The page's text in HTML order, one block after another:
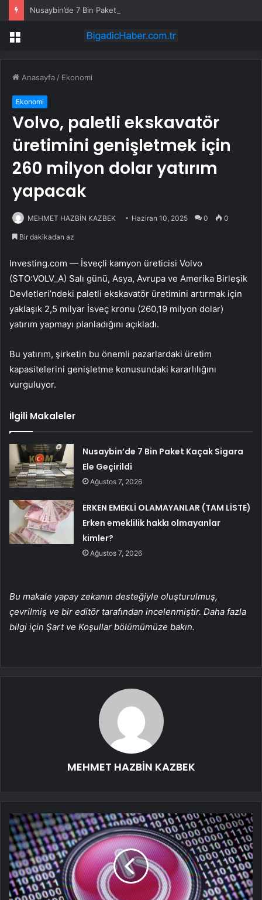
Nusaybin’de 7 Bin Paket Kaçak Sigara Ele Geçirildi
Menü
Anasayfa / Ekonomi
Ekonomi
Volvo, paletli ekskavatör
üretimini genişletmek için
260 milyon dolar yatırım
yapacak
MEHMET HAZBİN KAZBEK Haziran 10, 2025 0 0
Bir dakikadan az
Investing.com — İsveçli kamyon üreticisi Volvo
(STO:VOLV_A) Salı günü, Asya, Avrupa ve Amerika Birleşik
Devletleri’ndeki paletli ekskavatör üretimini artırmak için
yaklaşık 2,5 milyar İsveç kronu (260,19 milyon dolar)
yatırım yapmayı planladığını açıkladı.
Bu yatırım, şirketin bu önemli pazarlardaki üretim
kapasitelerini genişletme konusundaki kararlılığını
vurguluyor.
İlgili Makaleler
Nusaybin’de 7 Bin Paket Kaçak Sigara
Ele Geçirildi
Ağustos 7, 2026
ERKEN EMEKLİ OLAMAYANLAR (TAM LİSTE)
Erken emeklilik hakkı olmayanlar
kimler?
Ağustos 7, 2026
Bu makale yapay zekanın desteğiyle oluşturulmuş,
çevrilmiş ve bir editör tarafından incelenmiştir. Daha fazla
bilgi için Şart ve Koşullar bölümümüze bakın.
MEHMET HAZBİN KAZBEK